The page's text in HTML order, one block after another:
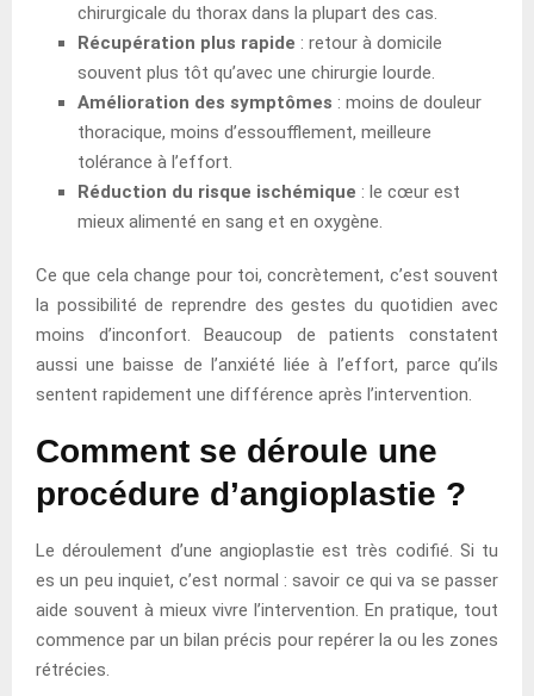
chirurgicale du thorax dans la plupart des cas.
Récupération plus rapide : retour à domicile
souvent plus tôt qu’avec une chirurgie lourde.
Amélioration des symptômes : moins de douleur
thoracique, moins d’essoufflement, meilleure
tolérance à l’effort.
Réduction du risque ischémique : le cœur est
mieux alimenté en sang et en oxygène.
Ce que cela change pour toi, concrètement, c’est souvent
la possibilité de reprendre des gestes du quotidien avec
moins d’inconfort. Beaucoup de patients constatent
aussi une baisse de l’anxiété liée à l’effort, parce qu’ils
sentent rapidement une différence après l’intervention.
Comment se déroule une
procédure d’angioplastie ?
Le déroulement d’une angioplastie est très codifié. Si tu
es un peu inquiet, c’est normal : savoir ce qui va se passer
aide souvent à mieux vivre l’intervention. En pratique, tout
commence par un bilan précis pour repérer la ou les zones
rétrécies.